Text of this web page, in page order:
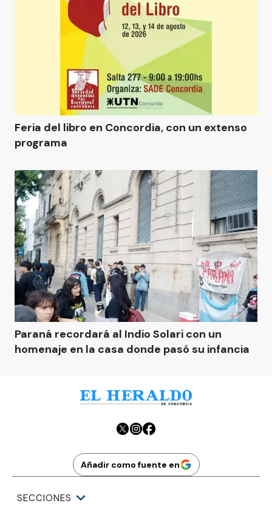
Feria del libro en Concordia, con un extenso
programa
Paraná recordará al Indio Solari con un
homenaje en la casa donde pasó su infancia
Añadir como fuente en
SECCIONES